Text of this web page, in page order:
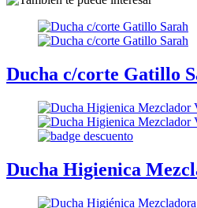
Ducha c/corte Gatillo
Ducha Higienica